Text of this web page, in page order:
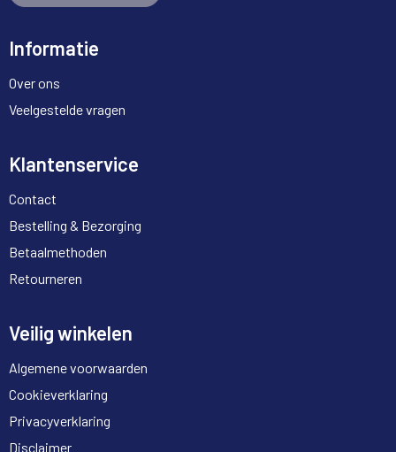
Informatie
Over ons
Veelgestelde vragen
Klantenservice
Contact
Bestelling & Bezorging
Betaalmethoden
Retourneren
Veilig winkelen
Algemene voorwaarden
Cookieverklaring
Privacyverklaring
Disclaimer